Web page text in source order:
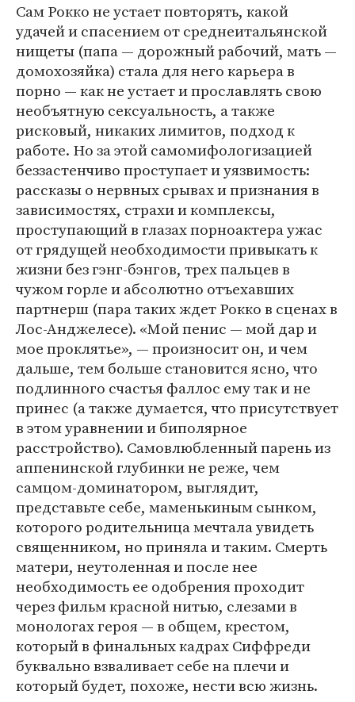
Сам Рокко не устает повторять, какой
удачей и спасением от среднеитальянской
нищеты (папа — дорожный рабочий, мать —
домохозяйка) стала для него карьера в
порно — как не устает и прославлять свою
необъятную сексуальность, а также
рисковый, никаких лимитов, подход к
работе. Но за этой самомифологизацией
беззастенчиво проступает и уязвимость:
рассказы о нервных срывах и признания в
зависимостях, страхи и комплексы,
проступающий в глазах порноактера ужас
от грядущей необходимости привыкать к
жизни без гэнг-бэнгов, трех пальцев в
чужом горле и абсолютно отъехавших
партнерш (пара таких ждет Рокко в сценах в
Лос-Анджелесе). «Мой пенис — мой дар и
мое проклятье», — произносит он, и чем
дальше, тем больше становится ясно, что
подлинного счастья фаллос ему так и не
принес (а также думается, что присутствует
в этом уравнении и биполярное
расстройство). Самовлюбленный парень из
аппенинской глубинки не реже, чем
самцом-доминатором, выглядит,
представьте себе, маменькиным сынком,
которого родительница мечтала увидеть
священником, но приняла и таким. Смерть
матери, неутоленная и после нее
необходимость ее одобрения проходит
через фильм красной нитью, слезами в
монологах героя — в общем, крестом,
который в финальных кадрах Сиффреди
буквально взваливает себе на плечи и
который будет, похоже, нести всю жизнь.